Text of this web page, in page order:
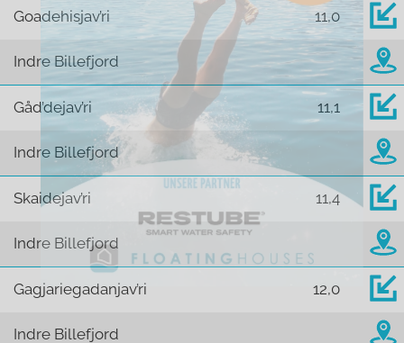
Goadehisjav’ri 11,0
Indre Billefjord
Gåd’dejav’ri 11,1
Indre Billefjord
Skaidejav’ri 11,4
Indre Billefjord
Gagjariegadanjav’ri 12,0
Indre Billefjord